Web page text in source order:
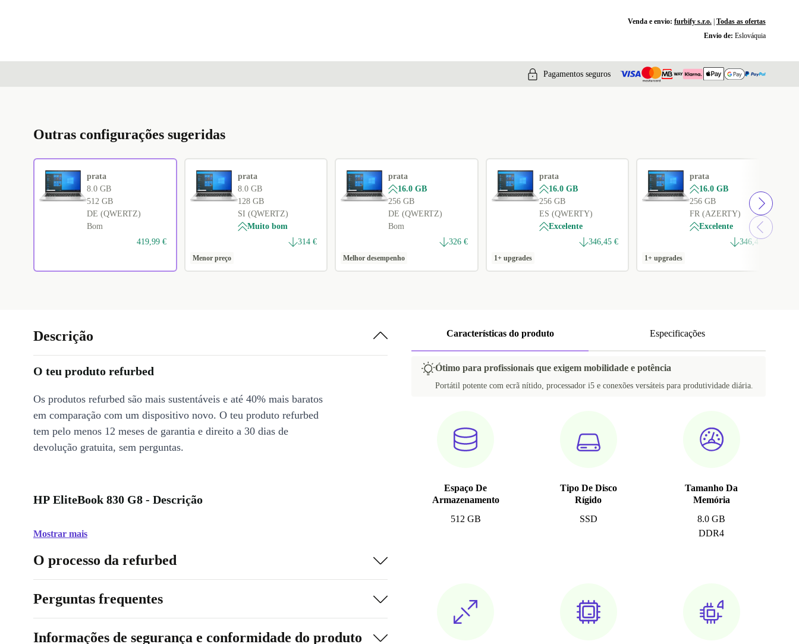
Disponível noutras configurações
AR (QWERTY) -10 €
Venda e envio: furbify s.r.o.| Todas as ofertas
Envio de: Eslováquia
Pagamentos seguros
Outras configurações sugeridas
prata
8.0 GB
512 GB
DE (QWERTZ)
Bom
419,99 €
prata
8.0 GB
128 GB
SI (QWERTZ)
Muito bom
314 €
Menor preço
prata
16.0 GB
256 GB
DE (QWERTZ)
Bom
326 €
Melhor desempenho
prata
16.0 GB
256 GB
ES (QWERTY)
Excelente
346,45 €
1+ upgrades
prata
16.0 GB
256 GB
FR (AZERTY)
Excelente
346,45 €
1+ upgrades
Características do produto Especificações
Ótimo para profissionais que exigem mobilidade e potência
Portátil potente com ecrã nítido, processador i5 e conexões versáteis para produtividade diária.
Espaço De
Armazenamento
512 GB
Tipo De Disco
Rígido
SSD
Tamanho Da
Memória
8.0 GB
DDR4
Descrição
O teu produto refurbed
Os produtos refurbed são mais sustentáveis e até 40% mais baratos
em comparação com um dispositivo novo. O teu produto refurbed
tem pelo menos 12 meses de garantia e direito a 30 dias de
devolução gratuita, sem perguntas.
HP EliteBook 830 G8 - Descrição
Mostrar mais
O processo da refurbed
Perguntas frequentes
Informações de segurança e conformidade do produto